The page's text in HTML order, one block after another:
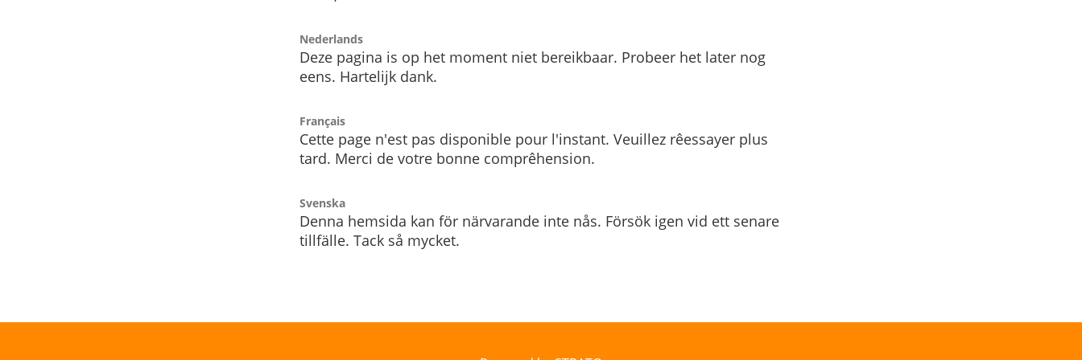
Nederlands
Deze pagina is op het moment niet bereikbaar. Probeer het later nog
eens. Hartelijk dank.
Français
Cette page n'est pas disponible pour l'instant. Veuillez rêessayer plus
tard. Merci de votre bonne comprêhension.
Svenska
Denna hemsida kan för närvarande inte nås. Försök igen vid ett senare
tillfälle. Tack så mycket.